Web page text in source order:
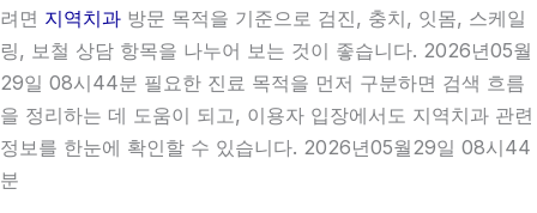
려면 지역치과 방문 목적을 기준으로 검진, 충치, 잇몸, 스케일
링, 보철 상담 항목을 나누어 보는 것이 좋습니다. 2026년05월
29일 08시44분 필요한 진료 목적을 먼저 구분하면 검색 흐름
을 정리하는 데 도움이 되고, 이용자 입장에서도 지역치과 관련
정보를 한눈에 확인할 수 있습니다. 2026년05월29일 08시44
분